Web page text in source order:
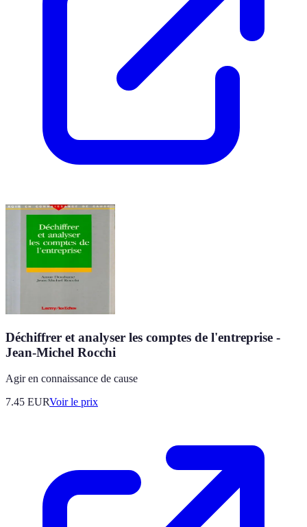
Déchiffrer et analyser les comptes de l'entreprise -
Jean-Michel Rocchi
Agir en connaissance de cause
7.45 EURVoir le prix